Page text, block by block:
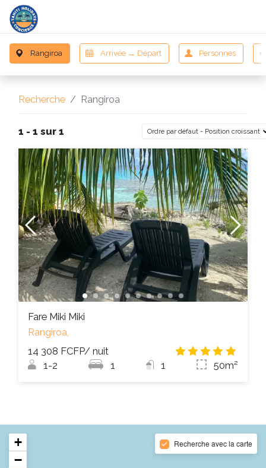
Recherche Rangiroa
1 - 1 sur 1 Ordre par défaut - Position croissant
Fare Miki Miki
Rangiroa,
14 308 FCFP/ nuit
1-2 1 1 50m²
+
−
Recherche avec la carte